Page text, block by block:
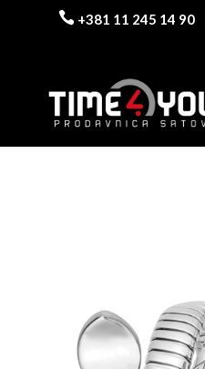
 +381 11 245 14 90